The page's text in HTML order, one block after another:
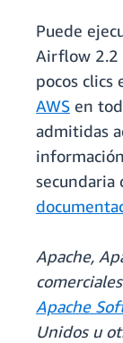
Puede
Airflow 2.2
pocos clics
AWS en
admitidas
secundaria
Apache,
Apache
Unidos u